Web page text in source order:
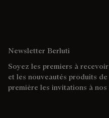
Newsletter Berluti
Soyez les premiers à
et les nouveautés produits
première les invitations à nos